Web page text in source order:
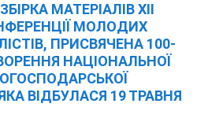
МАТЕРІАЛІВ ХІІ
МОЛОДИХ
ПРИСВЯЧЕНА 100-
НАЦІОНАЛЬНОЇ
ВІДБУЛАСЯ 19 ТРАВНЯ